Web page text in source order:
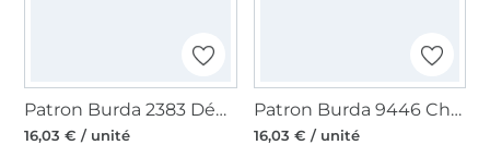
Patron Burda 2383 Déguisement Carte à jouer, en français
16,03 € / unité
Patron Burda 9446 Chevalier, en français
16,03 € / unité